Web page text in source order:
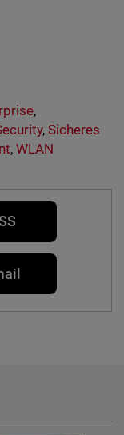
,
,Sicheres
,WLAN